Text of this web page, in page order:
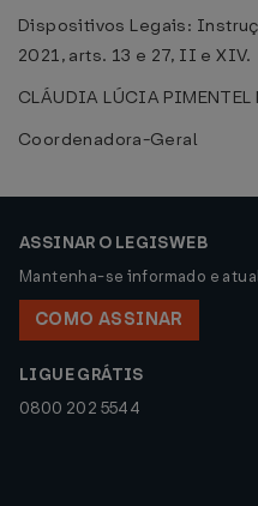
Dispositivos Legais:
2021, arts. 13 e 27, II e XIV.
CLÁUDIA LÚCIA PIMENTEL
Coordenadora-Geral
ASSINAR O LEGISWEB
Mantenha-se informado e
COMO ASSINAR
LIGUE GRÁTIS
0800 202 5544